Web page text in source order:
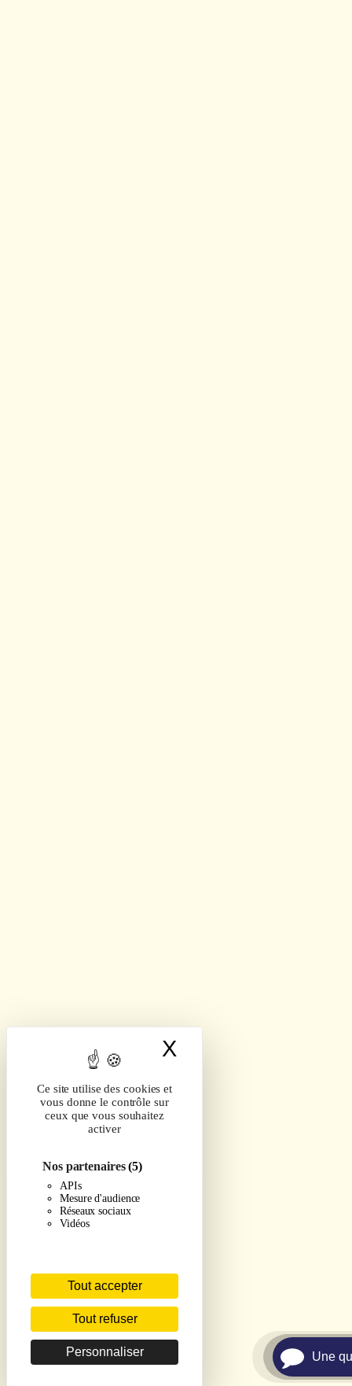
Ce site utilise des cookies et
vous donne le contrôle sur
ceux que vous souhaitez
activer
Nos partenaires(5)
APIs
Mesure d'audience
Réseaux sociaux
Vidéos
Tout accepter
Tout refuser
Personnaliser
X
Une